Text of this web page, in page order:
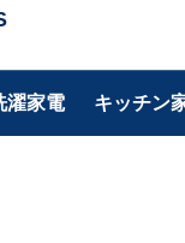
濯家電 キッチン